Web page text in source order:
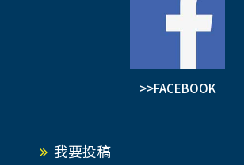
>>FACEBOOK
我要投稿